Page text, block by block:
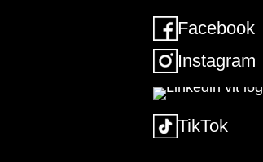
Facebook
Instagram
TikTok